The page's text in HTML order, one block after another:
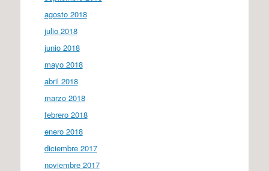
agosto 2018
julio 2018
junio 2018
mayo 2018
abril 2018
marzo 2018
febrero 2018
enero 2018
diciembre 2017
noviembre 2017